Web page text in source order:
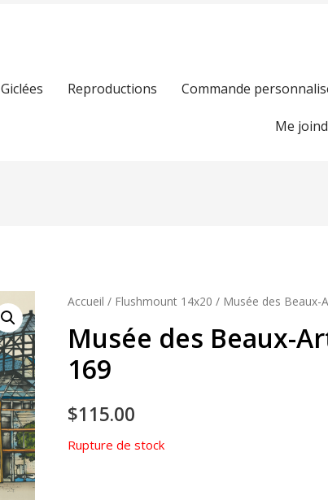
Giclées Reproductions Commande
Me
Accueil / Flushmount 14x20 / Musée des Beaux-
Musée des Beaux-
169
$115.00
Rupture de stock